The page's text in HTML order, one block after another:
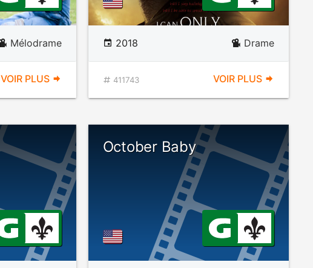
Mélodrame
VOIR PLUS
2018 Drame
411743 VOIR PLUS
October Baby